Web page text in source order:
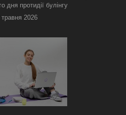
дня протидії булінгу
травня 2026